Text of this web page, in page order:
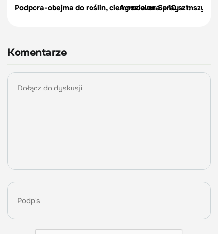
Podpora-obejma do roślin, ciemnozielona – 10 szt.
Agrocover Spray –
Komentarze